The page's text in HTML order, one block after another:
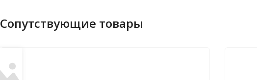
Сопутствующие товары